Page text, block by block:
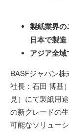
製紙業界の
日本で製造
アジア全
BASFジャパン
社長：石田 博基
見）にて製紙用
の新グレードの
可能なソリュー